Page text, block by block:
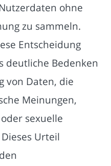
ohne
zu sammeln.
Entscheidung
deutliche Bedenken
von Daten, die
Meinungen,
sexuelle
Urteil